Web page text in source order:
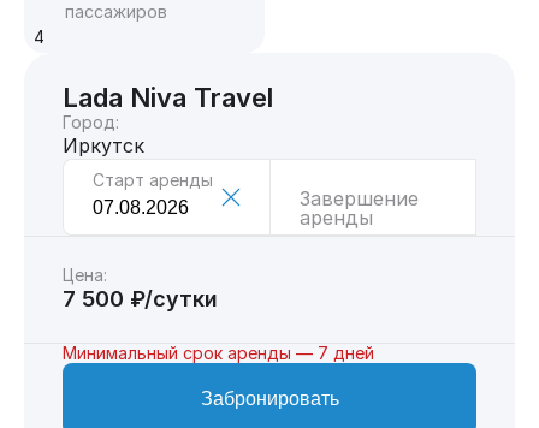
пассажиров
4
Lada Niva Travel
Город:
Иркутск
Старт аренды
Завершение
аренды
Цена:
7 500 ₽/сутки
Минимальный срок аренды — 7 дней
Забронировать